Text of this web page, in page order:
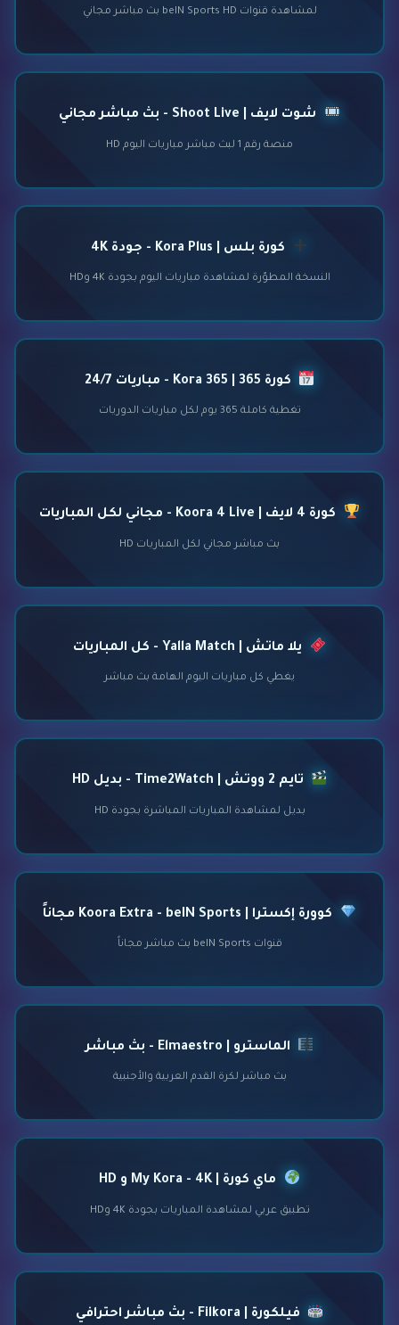
لمشاهدة قنوات beIN Sports HD بث مباشر مجاني
شوت لايف | Shoot Live - بث مباشر مجاني
منصة رقم 1 لبث مباشر مباريات اليوم HD
كورة بلس | Kora Plus - جودة 4K
النسخة المطوّرة لمشاهدة مباريات اليوم بجودة 4K وHD
كورة 365 | Kora 365 - مباريات 24/7
تغطية كاملة 365 يوم لكل مباريات الدوريات
كورة 4 لايف | Koora 4 Live - مجاني لكل المباريات
بث مباشر مجاني لكل المباريات HD
يلا ماتش | Yalla Match - كل المباريات
يغطي كل مباريات اليوم الهامة بث مباشر
تايم 2 ووتش | Time2Watch - بديل HD
بديل لمشاهدة المباريات المباشرة بجودة HD
كوورة إكسترا | Koora Extra - beIN Sports مجاناً
قنوات beIN Sports بث مباشر مجاناً
الماسترو | Elmaestro - بث مباشر
بث مباشر لكرة القدم العربية والأجنبية
ماي كورة | My Kora - 4K و HD
تطبيق عربي لمشاهدة المباريات بجودة 4K وHD
فيلكورة | Filkora - بث مباشر احترافي